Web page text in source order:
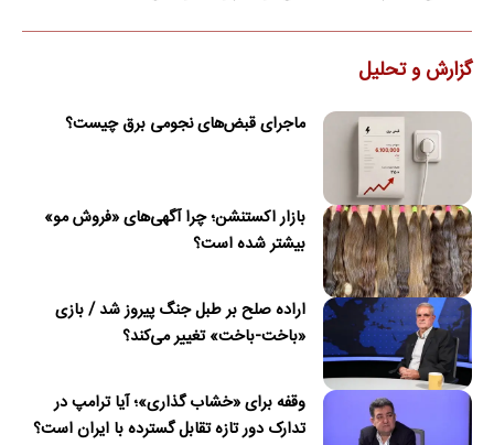
گزارش و تحلیل
ماجرای قبض‌های نجومی برق چیست؟
بازار اکستنشن؛ چرا آگهی‌های «فروش مو»
بیشتر شده است؟
اراده صلح بر طبل جنگ پیروز شد / بازی
«باخت-باخت» تغییر می‌کند؟
وقفه برای «خشاب گذاری»؛ آیا ترامپ در
تدارک دور تازه تقابل گسترده با ایران است؟